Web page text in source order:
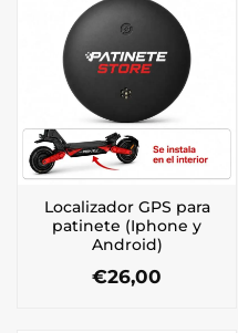
Localizador GPS para
patinete (Iphone y
Android)
€26,00